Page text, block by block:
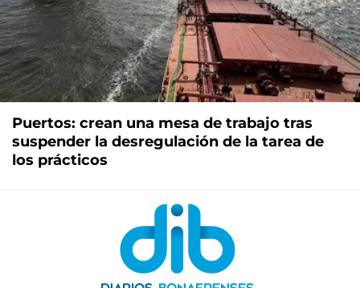
Puertos: crean una mesa de trabajo tras
suspender la desregulación de la tarea de
los prácticos